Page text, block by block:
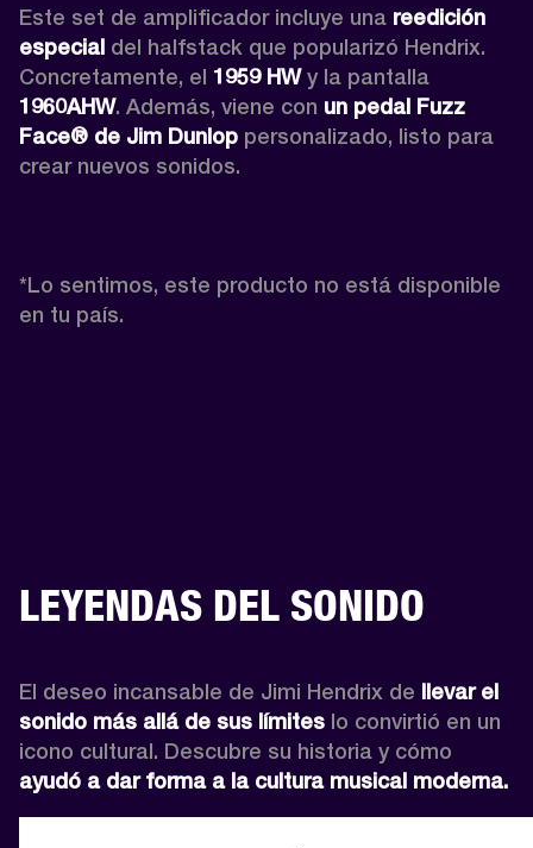
Este set de amplificador incluye una reedición
especial del halfstack que popularizó Hendrix.
Concretamente, el 1959 HW
1960AHW. Además, viene con un pedal Fuzz
Face® de Jim Dunlop personalizado, listo para
crear nuevos sonidos.
*Lo sentimos, este producto no está disponible
en tu país.
LEYENDAS DEL SONIDO
El deseo incansable de Jimi Hendrix de llevar el
sonido más allá de sus límites lo convirtió en un
ayudó a dar forma a la cultura musical moderna.